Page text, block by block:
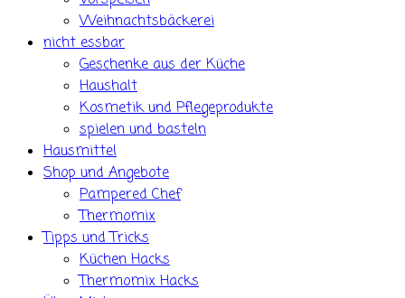
Weihnachtsbäckerei
nicht essbar
Geschenke aus der Küche
Haushalt
Kosmetik und Pflegeprodukte
spielen und basteln
Hausmittel
Shop und Angebote
Pampered Chef
Thermomix
Tipps und Tricks
Küchen Hacks
Thermomix Hacks